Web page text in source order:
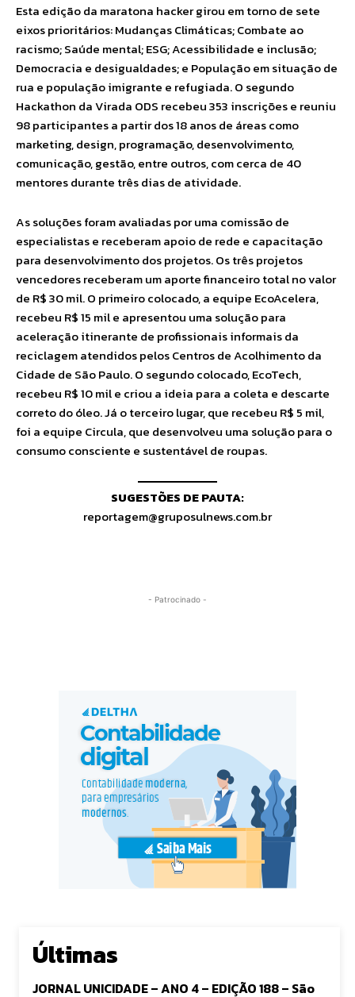
Esta edição da maratona hacker girou em torno de sete
eixos prioritários: Mudanças Climáticas; Combate ao
racismo; Saúde mental; ESG; Acessibilidade e inclusão;
Democracia e desigualdades; e População em situação de
rua e população imigrante e refugiada. O segundo
Hackathon da Virada ODS recebeu 353 inscrições e reuniu
98 participantes a partir dos 18 anos de áreas como
marketing, design, programação, desenvolvimento,
comunicação, gestão, entre outros, com cerca de 40
mentores durante três dias de atividade.
As soluções foram avaliadas por uma comissão de
especialistas e receberam apoio de rede e capacitação
para desenvolvimento dos projetos. Os três projetos
vencedores receberam um aporte financeiro total no valor
de R$ 30 mil. O primeiro colocado, a equipe EcoAcelera,
recebeu R$ 15 mil e apresentou uma solução para
aceleração itinerante de profissionais informais da
reciclagem atendidos pelos Centros de Acolhimento da
Cidade de São Paulo. O segundo colocado, EcoTech,
recebeu R$ 10 mil e criou a ideia para a coleta e descarte
correto do óleo. Já o terceiro lugar, que recebeu R$ 5 mil,
foi a equipe Circula, que desenvolveu uma solução para o
consumo consciente e sustentável de roupas.
SUGESTÕES DE PAUTA:
reportagem@gruposulnews.com.br
- Patrocinado -
Últimas
JORNAL UNICIDADE – ANO 4 – EDIÇÃO 188 – São